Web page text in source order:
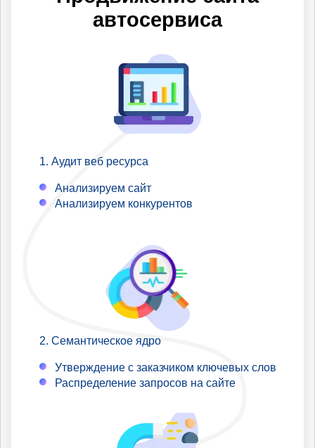
продвигаетесь.
автосервиса
Аудит веб ресурса
Анализируем сайт
Анализируем конкурентов
Семантическое ядро
Утверждение с заказчиком ключевых слов
Распределение запросов на сайте